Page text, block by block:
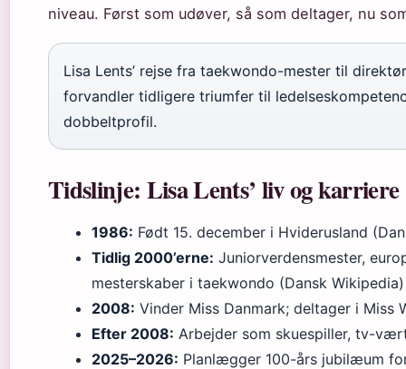
niveau. Først som udøver, så som deltager, nu
Lisa Lents’ rejse fra taekwondo-mester til
forvandler tidligere triumfer til
dobbeltprofil.
Tidslinje: Lisa Lents’ liv og karriere
1986: Født 15. december i Hviderusland
Tidlig 2000’erne: Juniorverdensmester,
mesterskaber i taekwondo (Dansk Wikipedia)
2008: Vinder Miss Danmark; deltager i Miss
Efter 2008: Arbejder som skuespiller, tv-
2025–2026: Planlægger 100-års jubilæum